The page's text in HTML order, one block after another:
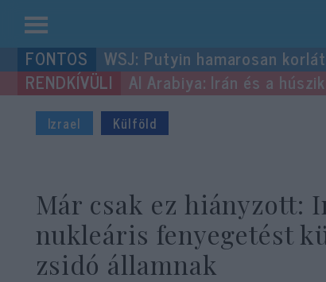
Kilépés
a
tartalomba
WSJ: Putyin hamarosan
Al Arabiya: Irán és a
Izrael Külföld
Már csak ez hiányzott:
nukleáris fenyegetést
zsidó államnak